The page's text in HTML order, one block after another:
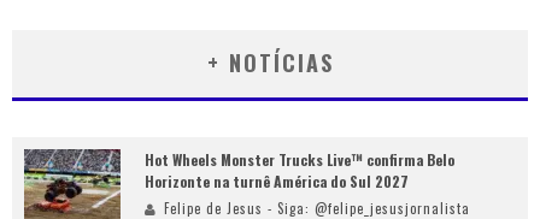
+ NOTÍCIAS
Hot Wheels Monster Trucks Live™ confirma Belo
Horizonte na turnê América do Sul 2027
Felipe de Jesus - Siga: @felipe_jesusjornalista